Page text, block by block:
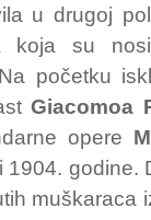
u drugoj
koja su
početku
Giacomoa
opere
godine.
muškaraca